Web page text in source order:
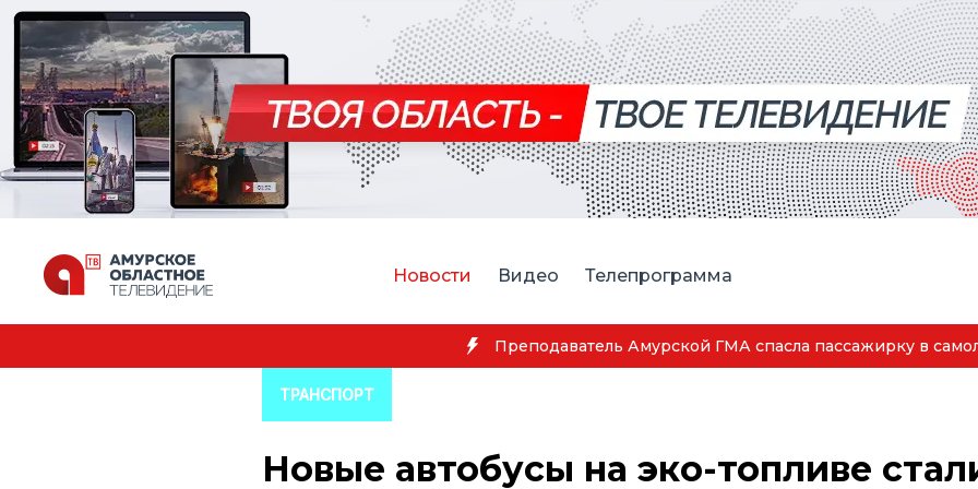
Новости Видео Телепрограмма
Преподаватель Амурской ГМА спасла пассажирку в самолёте
ТРАНСПОРТ
Новые автобусы на эко-топливе